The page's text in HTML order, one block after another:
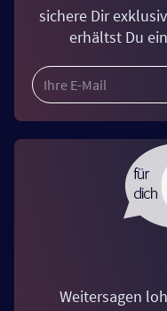
sichere Dir
erhältst Du
Weitersagen